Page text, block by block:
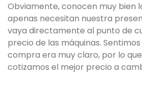
Obviamente, conocen muy bien
apenas necesitan nuestra
vaya directamente al punto de
precio de las máquinas.
compra era muy claro, por lo
cotizamos el mejor precio a